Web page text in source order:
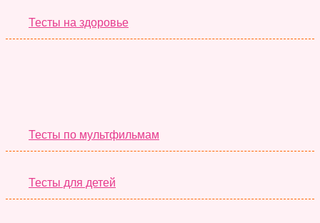
Тесты на здоровье
Тесты по мультфильмам
Тесты для детей